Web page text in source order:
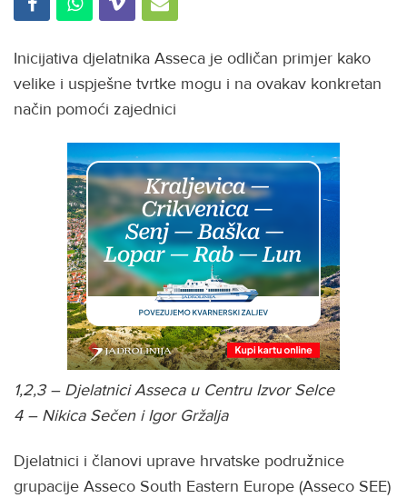
Inicijativa djelatnika Asseca je odličan primjer kako
velike i uspješne tvrtke mogu i na ovakav konkretan
način pomoći zajednici
1,2,3 – Djelatnici Asseca u Centru Izvor Selce
4 – Nikica Sečen i Igor Gržalja
Djelatnici i članovi uprave hrvatske podružnice
grupacije Asseco South Eastern Europe (Asseco SEE)